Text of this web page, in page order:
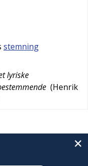
stemning
lyriske
(Henrik